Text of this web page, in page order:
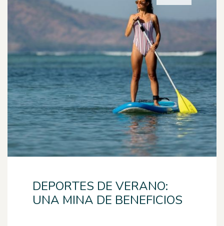
DEPORTES DE VERANO:
UNA MINA DE BENEFICIOS